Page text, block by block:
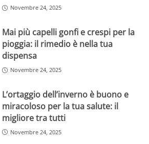
Novembre 24, 2025
Mai più capelli gonfi e crespi per la
pioggia: il rimedio è nella tua
dispensa
Novembre 24, 2025
L’ortaggio dell’inverno è buono e
miracoloso per la tua salute: il
migliore tra tutti
Novembre 24, 2025